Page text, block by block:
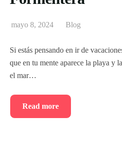
mayo 8, 2024 Blog
Si estás pensando en ir de
que en tu mente aparece la playa y
el mar…
Read more